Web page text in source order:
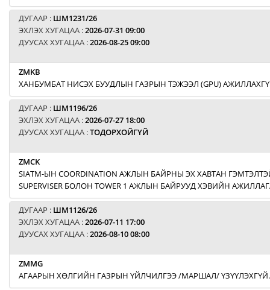
ДУГААР : ШМ1231/26
ЭХЛЭХ ХУГАЦАА :2026-07-31 09:00
ДУУСАХ ХУГАЦАА :2026-08-25 09:00
ZMKB
ХАНБУМБАТ НИСЭХ БУУДЛЫН ГАЗРЫН ТЭЖЭЭЛ (GPU)
ДУГААР : ШМ1196/26
ЭХЛЭХ ХУГАЦАА :2026-07-27 18:00
ДУУСАХ ХУГАЦАА :ТОДОРХОЙГҮЙ
ZMCK
SIATM-ЫН COORDINATION АЖЛЫН БАЙРНЫ ЭХ ХАВТАН
SUPERVISER БОЛОН TOWER 1 АЖЛЫН БАЙРУУД ХЭВИЙН
ДУГААР : ШМ1126/26
ЭХЛЭХ ХУГАЦАА :2026-07-11 17:00
ДУУСАХ ХУГАЦАА :2026-08-10 08:00
ZMMG
АГААРЫН ХӨЛГИЙН ГАЗРЫН ҮЙЛЧИЛГЭЭ /МАРШАЛ/ ҮЗҮҮЛЭХГҮЙ.